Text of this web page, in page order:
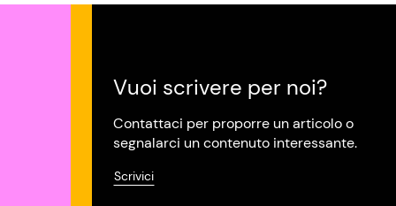
Vuoi scrivere per noi?
Contattaci per proporre un articolo o
segnalarci un contenuto interessante.
Scrivici